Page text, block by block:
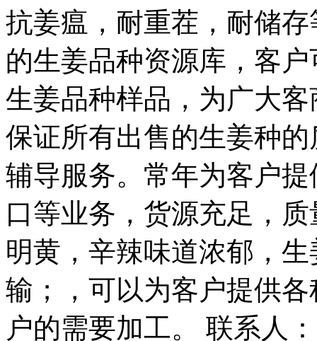
抗姜瘟，耐重茬，耐储
的生姜品种资源库，客
生姜品种样品，为广大
保证所有出售的生姜种
辅导服务。常年为客户
口等业务，货源充足，
明黄，辛辣味道浓郁，
输；，可以为客户提供
户的需要加工。 联系人